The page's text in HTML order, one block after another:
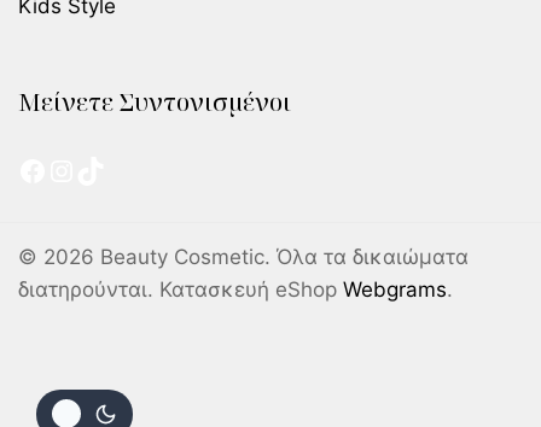
Kids Style
Μείνετε Συντονισμένοι
© 2026 Beauty Cosmetic. Όλα τα δικαιώματα
διατηρούνται. Κατασκευή eShop Webgrams.